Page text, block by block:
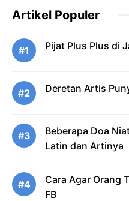
Artikel Populer
#1 Pijat Plus Plus di
#2 Deretan Artis
#3
Beberapa Doa
Latin dan Artinya
#4
Cara Agar Orang
FB